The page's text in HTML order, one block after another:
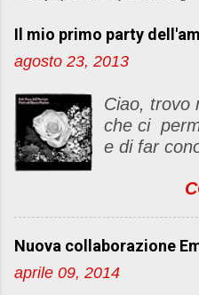
a
u
c
o
m
m
t
o
Il mio primo party
agosto 23, 2013
Ciao, trovo
che ci
e di far
un "party"
post, ma
emozioni.
Nuova collaborazione
aprile 09, 2014